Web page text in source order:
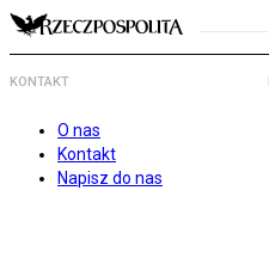
KONTAKT
O nas
Kontakt
Napisz do nas